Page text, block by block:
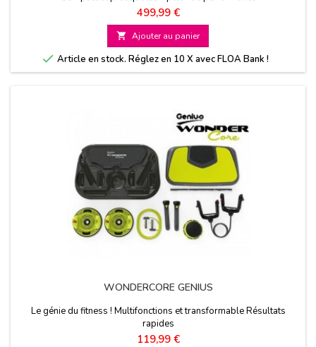
Prix
499,99 €
 Ajouter au panier
 Article en stock. Réglez en 10 X avec FLOA Bank !
WONDERCORE GENIUS
Le génie du fitness ! Multifonctions et transformable Résultats
rapides
Prix
119,99 €